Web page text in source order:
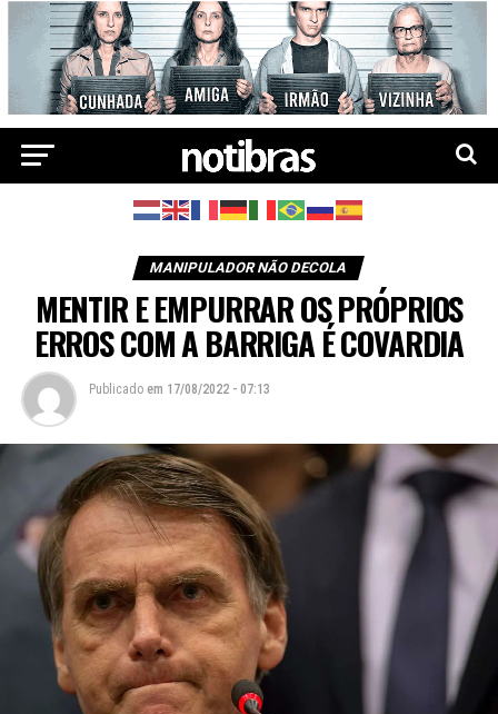
MANIPULADOR NÃO DECOLA
MENTIR E EMPURRAR OS PRÓPRIOS
ERROS COM A BARRIGA É COVARDIA
Publicado em 17/08/2022 - 07:13